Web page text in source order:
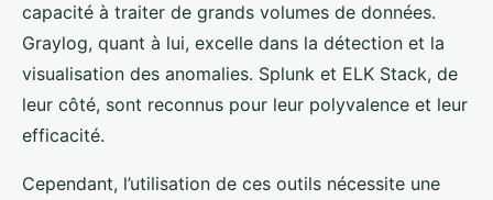
capacité à traiter de grands volumes de données.
Graylog, quant à lui, excelle dans la détection et la
visualisation des anomalies. Splunk et ELK Stack, de
leur côté, sont reconnus pour leur polyvalence et leur
efficacité.
Cependant, l’utilisation de ces outils nécessite une